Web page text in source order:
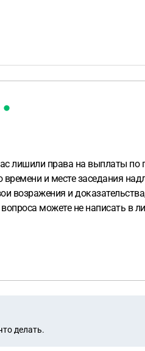
лишили права на выплаты
времени и месте заседания
возражения и
можете не написать в
делать.